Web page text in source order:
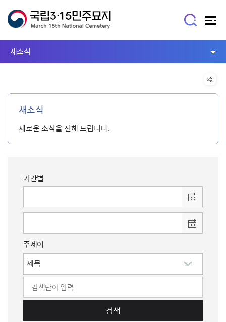
새소식
새소식
새로운 소식을 전해 드립니다.
기간별
주제어
검색